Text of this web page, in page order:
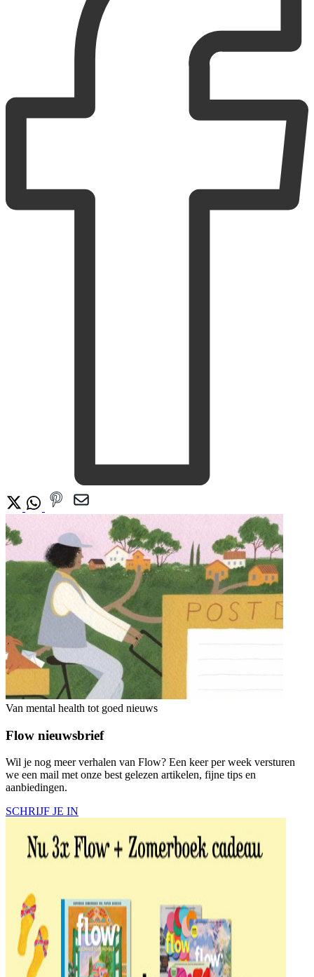
Van mental health tot goed nieuws
Flow nieuwsbrief
Wil je nog meer verhalen van Flow? Een keer per week versturen
we een mail met onze best gelezen artikelen, fijne tips en
aanbiedingen.
SCHRIJF JE IN